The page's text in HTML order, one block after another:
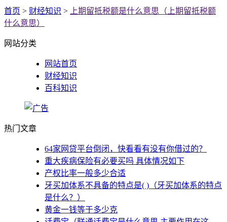
首页 > 财经知识 >
上期留抵税额是什么意思（上期留抵税额
什么意思）
网站分类
网站首页
财经知识
百科知识
热门文章
64家网贷平台倒闭，快看看有没有你借过的？
重大疾病保险有必要买吗 具体情况如下
产权比率一般多少合适
牙买加体系不具备的特点是( )（牙买加体系的特点
是什么？）
黄金一钱等于多少克